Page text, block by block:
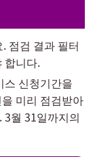
점검 결과 필터
합니다.
스 신청기간을
미리 점검받아
3월 31일까지의